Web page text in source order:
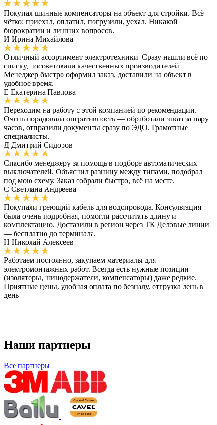
Покупал шинные компенсаторы на объект для стройки. Всё
чётко: приехал, оплатил, погрузили, уехал. Никакой
бюрократии и лишних вопросов.
И Ирина Михайлова
Отличный ассортимент электротехники. Сразу нашли всё по
списку, посоветовали качественных производителей.
Менеджер быстро оформил заказ, доставили на объект в
удобное время.
Е Екатерина Павлова
Переходим на работу с этой компанией по рекомендации.
Очень порадовала оперативность — обработали заказ за пару
часов, отправили документы сразу по ЭДО. Грамотные
специалисты.
Д Дмитрий Сидоров
Спасибо менеджеру за помощь в подборе автоматических
выключателей. Объяснил разницу между типами, подобрал
под мою схему. Заказ собрали быстро, всё на месте.
С Светлана Андреева
Покупали греющий кабель для водопровода. Консультация
была очень подробная, помогли рассчитать длину и
комплектацию. Доставили в регион через ТК Деловые линии
— бесплатно до терминала.
Н Николай Алексеев
Работаем постоянно, закупаем материалы для
электромонтажных работ. Всегда есть нужные позиции
(изоляторы, шинодержатели, компенсаторы) даже редкие.
Приятные цены, удобная оплата по безналу, отгрузка день в
день
Наши партнеры
Все партнеры